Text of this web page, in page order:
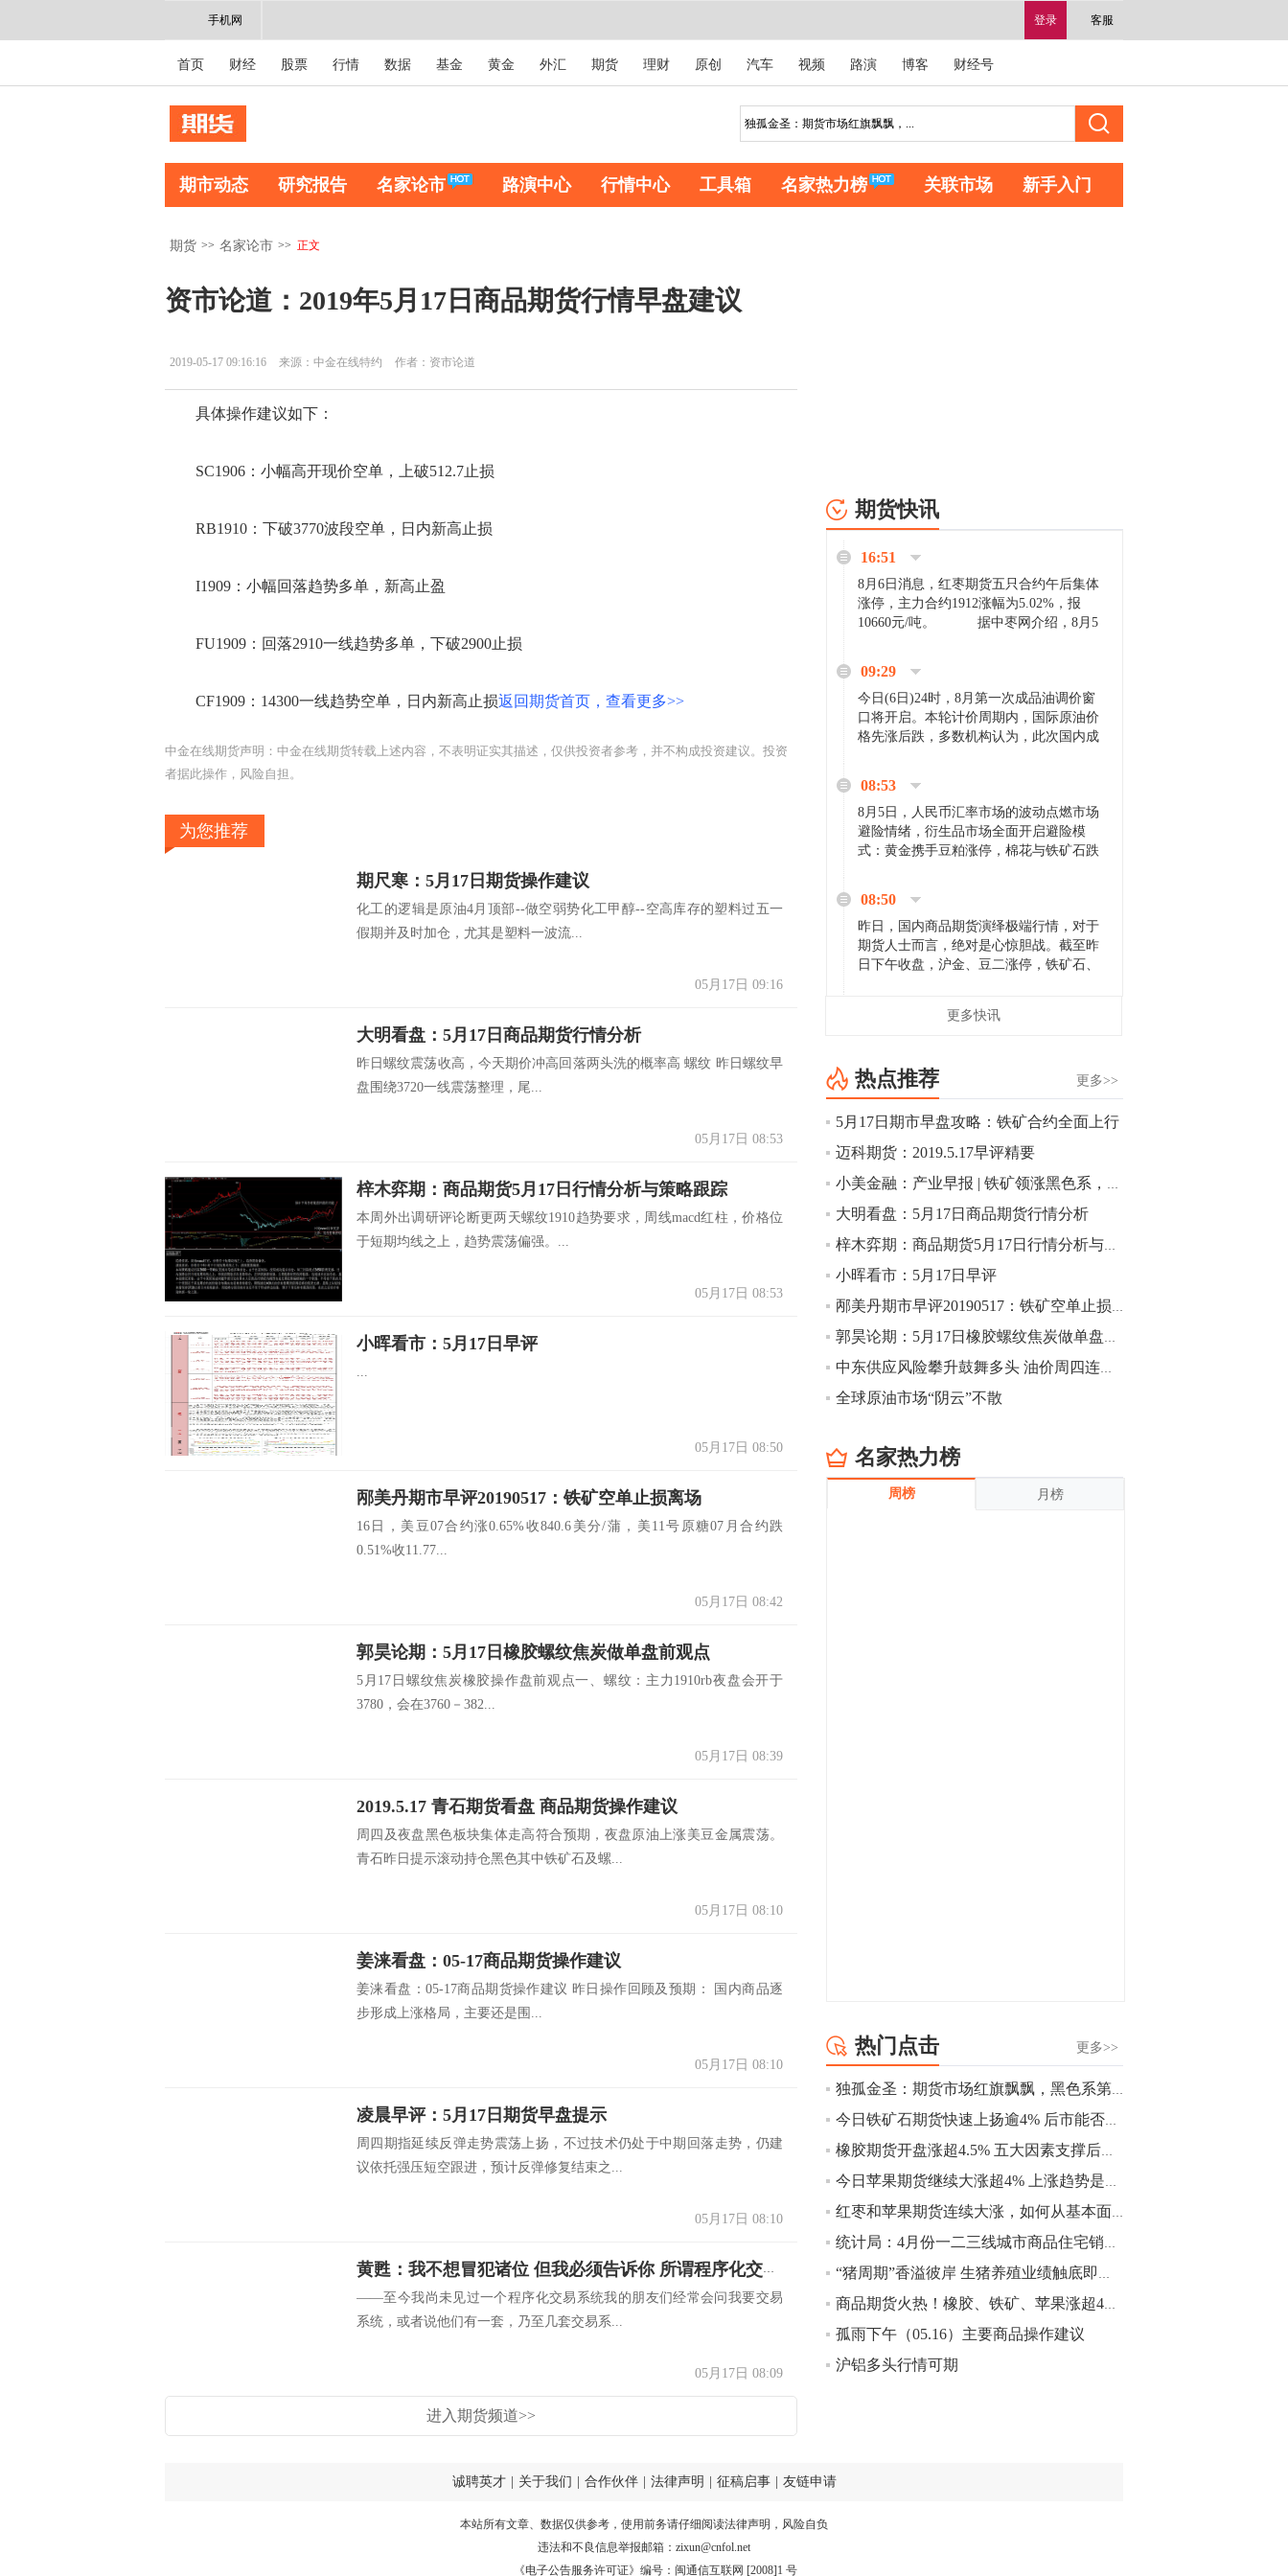
登录 客服
手机网
首页 财经 股票 行情 数据 基金 黄金 外汇 期货 理财 原创 汽车 视频 路演 博客 财经号
期市动态 研究报告 名家论市 路演中心 行情中心 工具箱 名家热力榜 关联市场 新手入门
期货 >> 名家论市 >> 正文
资市论道：2019年5月17日商品期货行情早盘建议
2019-05-17 09:16:16 来源：中金在线特约 作者：资市论道
具体操作建议如下：
SC1906：小幅高开现价空单，上破512.7止损
RB1910：下破3770波段空单，日内新高止损
I1909：小幅回落趋势多单，新高止盈
FU1909：回落2910一线趋势多单，下破2900止损
CF1909：14300一线趋势空单，日内新高止损返回期货首页，查看更多>>
中金在线期货声明：中金在线期货转载上述内容，不表明证实其描述，仅供投资者参考，并不构成投资建议。投资
者据此操作，风险自担。
为您推荐
期尺寒：5月17日期货操作建议
化工的逻辑是原油4月顶部--做空弱势化工甲醇--空高库存的塑料过五一
假期并及时加仓，尤其是塑料一波流...
05月17日 09:16
大明看盘：5月17日商品期货行情分析
昨日螺纹震荡收高，今天期价冲高回落两头洗的概率高 螺纹 昨日螺纹早
盘围绕3720一线震荡整理，尾...
05月17日 08:53
梓木弈期：商品期货5月17日行情分析与策略跟踪
本周外出调研评论断更两天螺纹1910趋势要求，周线macd红柱，价格位
于短期均线之上，趋势震荡偏强。...
05月17日 08:53
小晖看市：5月17日早评
...
05月17日 08:50
邴美丹期市早评20190517：铁矿空单止损离场
16日，美豆07合约涨0.65%收840.6美分/蒲，美11号原糖07月合约跌
0.51%收11.77...
05月17日 08:42
郭昊论期：5月17日橡胶螺纹焦炭做单盘前观点
5月17日螺纹焦炭橡胶操作盘前观点一、螺纹：主力1910rb夜盘会开于
3780，会在3760－382...
05月17日 08:39
2019.5.17 青石期货看盘 商品期货操作建议
周四及夜盘黑色板块集体走高符合预期，夜盘原油上涨美豆金属震荡。
青石昨日提示滚动持仓黑色其中铁矿石及螺...
05月17日 08:10
姜涞看盘：05-17商品期货操作建议
姜涞看盘：05-17商品期货操作建议 昨日操作回顾及预期： 国内商品逐
步形成上涨格局，主要还是围...
05月17日 08:10
凌晨早评：5月17日期货早盘提示
周四期指延续反弹走势震荡上扬，不过技术仍处于中期回落走势，仍建
议依托强压短空跟进，预计反弹修复结束之...
05月17日 08:10
黄甦：我不想冒犯诸位 但我必须告诉你 所谓程序化交易系统都是被彻底误读了
——至今我尚未见过一个程序化交易系统我的朋友们经常会问我要交易
系统，或者说他们有一套，乃至几套交易系...
05月17日 08:09
进入期货频道>>
期货快讯
16:51
8月6日消息，红枣期货五只合约午后集体
涨停，主力合约1912涨幅为5.02%，报
10660元/吨。 据中枣网介绍，8月5
家好货依旧惜售挺...
09:29
今日(6日)24时，8月第一次成品油调价窗
口将开启。本轮计价周期内，国际原油价
格先涨后跌，多数机构认为，此次国内成
08:53
8月5日，人民币汇率市场的波动点燃市场
避险情绪，衍生品市场全面开启避险模
式：黄金携手豆粕涨停，棉花与铁矿石跌
场来看，汇率波动...
08:50
昨日，国内商品期货演绎极端行情，对于
期货人士而言，绝对是心惊胆战。截至昨
日下午收盘，沪金、豆二涨停，铁矿石、
[imgnobrwh] src=...
跌幅达6%，报689.5元/吨，刷新近两个月
低位。
14:20
方正有色研究团队：高度重视贵金属的阶
段性机会。自年初以来沪金上涨16.93%，
立涨势，白银将开启补涨，且涨幅超过黄
金，金银比有望高位回归。
13:55
豆二期货主力合约涨停，涨幅达3.98%，报
CBOT大豆期货市场上涨，11月期约收高
影响，夜盘连粕高位窄幅震荡，建议短线
操作为主。 ...
13:54
8月5日消息，内外盘贵金属强劲走升，沪
金主力合约涨停，涨幅3.99%，报334.00
幅扩大至4.4%。
10:43
【行情】芝加哥11月大豆期货跌0.4%，12
月玉米期货跌1%。
10:43
【行情】油脂油料期货表现抢眼，豆二期
2.5%，棕榈油涨近2%，菜粕涨1.54%。
10:17
【研报精选】国内期货机构对8月5日的原
油期货走势预测
更多快讯
更多>>
热点推荐
5月17日期市早盘攻略：铁矿合约全面上行
迈科期货：2019.5.17早评精要
小美金融：产业早报 | 铁矿领涨黑色系，今日期市走势如何？
大明看盘：5月17日商品期货行情分析
梓木弈期：商品期货5月17日行情分析与策略跟踪
小晖看市：5月17日早评
邴美丹期市早评20190517：铁矿空单止损离场
郭昊论期：5月17日橡胶螺纹焦炭做单盘前观点
中东供应风险攀升鼓舞多头 油价周四连涨三日
全球原油市场“阴云”不散
名家热力榜
周榜 月榜
更多>>
热门点击
独孤金圣：期货市场红旗飘飘，黑色系第二波到顶了？
今日铁矿石期货快速上扬逾4% 后市能否继续表现坚挺？
橡胶期货开盘涨超4.5% 五大因素支撑后市难以下跌！
今日苹果期货继续大涨超4% 上涨趋势是否存在变数？
红枣和苹果期货连续大涨，如何从基本面分析这两个品种？
统计局：4月份一二三线城市商品住宅销售价格稳中略升
“猪周期”香溢彼岸 生猪养殖业绩触底即将反转
商品期货火热！橡胶、铁矿、苹果涨超4% 红枣期货逼近万元大关
孤雨下午（05.16）主要商品操作建议
沪铝多头行情可期
诚聘英才 关于我们 合作伙伴 法律声明 征稿启事 友链申请
本站所有文章、数据仅供参考，使用前务请仔细阅读法律声明 ，风险自负
违法和不良信息举报邮箱： zixun@cnfol.net
《电子公告服务许可证》编号：闽通信互联网 [2008]1 号